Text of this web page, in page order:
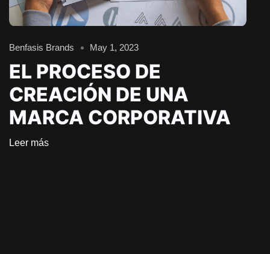
Benfasis Brands May 1, 2023
EL PROCESO DE
CREACIÓN DE UNA
MARCA CORPORATIVA
Leer más